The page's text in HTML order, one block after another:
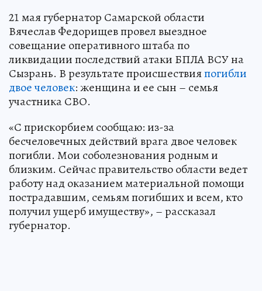
21 мая губернатор Самарской области
Вячеслав Федорищев провел выездное
совещание оперативного штаба по
ликвидации последствий атаки БПЛА ВСУ на
Сызрань. В результате происшествияпогибли
двое человек: женщина и ее сын – семья
участника СВО.
«С прискорбием сообщаю: из-за
бесчеловечных действий врага двое человек
погибли. Мои соболезнования родным и
близким. Сейчас правительство области ведет
работу над оказанием материальной помощи
пострадавшим, семьям погибших и всем, кто
получил ущерб имуществу», – рассказал
губернатор.